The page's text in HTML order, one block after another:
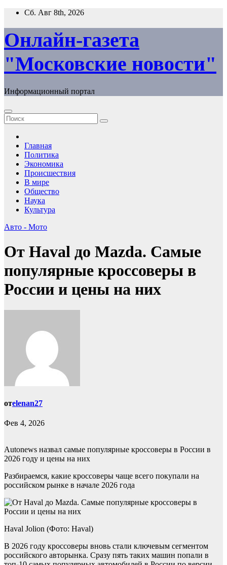
Перейти
содержимому
Сб. Авг 8th, 2026
Онлайн-газета
"Московские новости"
Информационный портал
Главная
Политика
Экономика
Происшествия
В мире
Общество
Наука
Культура
Авто - Мото
От Haval до Mazda. Самые
популярные кроссоверы в
России и цены на них
отelenan27
Фев 4, 2026
Autonews назвал самые популярные кроссоверы в России в
2026 году и цены на них
Разбираемся, какие кроссоверы чаще всего покупали на
российском рынке в начале 2026 года
Haval Jolion (Фото: Haval)
В 2026 году кроссоверы вновь стали ключевым сегментом
российского авторынка. Сразу пять таких машин попали в